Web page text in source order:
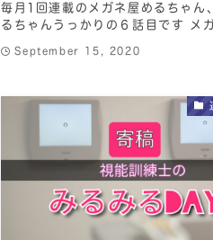
毎月1回連載のメガネ屋めるちゃん
るちゃんうっかりの６話目です メ
September 15, 2020